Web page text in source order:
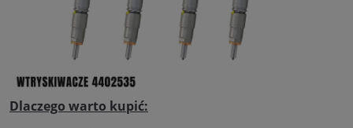
Dlaczego warto kupić: